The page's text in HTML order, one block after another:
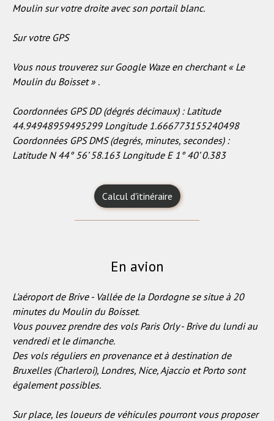
Moulin sur votre droite avec son portail blanc.
Sur votre GPS
Vous nous trouverez sur Google Waze en cherchant « Le
Moulin du Boisset » .
Coordonnées GPS DD (dégrés décimaux) : Latitude
44.94948959495299 Longitude 1.666773155240498
Coordonnées GPS DMS (degrés, minutes, secondes) :
Latitude N 44° 56’ 58.163 Longitude E 1° 40’ 0.383
Calcul d'itinéraire
En avion
L'aéroport de Brive - Vallée de la Dordogne se situe à 20
minutes du Moulin du Boisset.
Vous pouvez prendre des vols Paris Orly - Brive du lundi au
vendredi et le dimanche.
Des vols réguliers en provenance et à destination de
Bruxelles (Charleroi), Londres, Nice, Ajaccio et Porto sont
également possibles.
Sur place, les loueurs de véhicules pourront vous proposer